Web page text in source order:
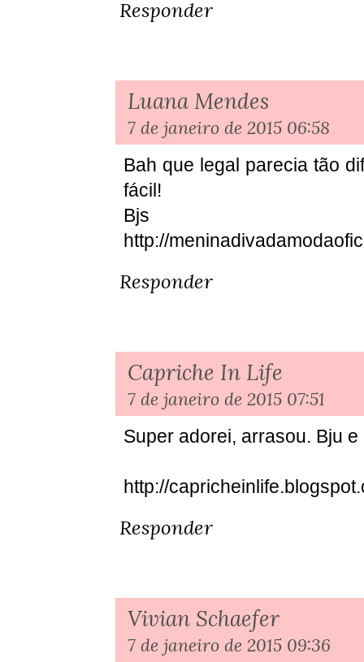
Responder
Luana Mendes
7 de janeiro de 2015 06:58
Bah que legal parecia tão
fácil!
Bjs
http://
Responder
Capriche In Life
7 de janeiro de 2015 07:51
Super adorei, arrasou. Bju
http://
Responder
Vivian Schaefer
7 de janeiro de 2015 09:36